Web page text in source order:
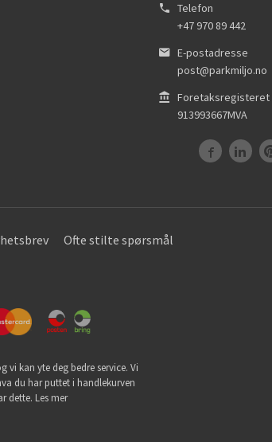
Telefon
+47 970 89 442
E-postadresse
post@parkmiljo.no
Foretaksregisteret
913993667MVA
Ofte stilte spørsmål
vi kan yte deg bedre service. Vi
du har puttet i handlekurven
dette. Les mer